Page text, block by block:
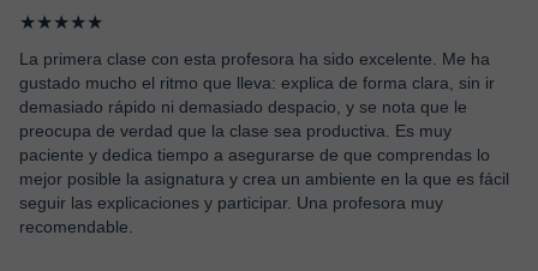
★★★★★
La primera clase con esta profesora ha sido excelente. Me ha
gustado mucho el ritmo que lleva: explica de forma clara, sin ir
demasiado rápido ni demasiado despacio, y se nota que le
preocupa de verdad que la clase sea productiva. Es muy
paciente y dedica tiempo a asegurarse de que comprendas lo
mejor posible la asignatura y crea un ambiente en la que es fácil
seguir las explicaciones y participar. Una profesora muy
recomendable.